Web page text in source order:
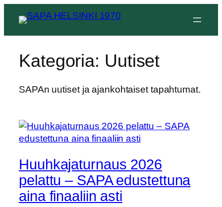
sisältöön
Kategoria: Uutiset
SAPAn uutiset ja ajankohtaiset tapahtumat.
Huuhkajaturnaus 2026
pelattu – SAPA edustettuna
aina finaaliin asti